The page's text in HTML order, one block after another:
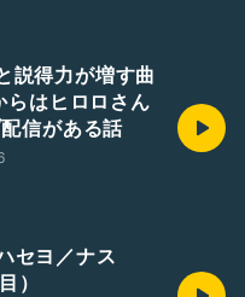
得力が増す曲
はヒロロさん
信がある話
セヨ／ナス
）